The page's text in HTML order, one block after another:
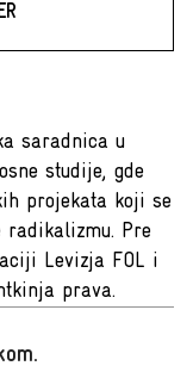
saradnica u
studije, gde
projekata koji se
Pre
Levizja FOL i
prava.
.